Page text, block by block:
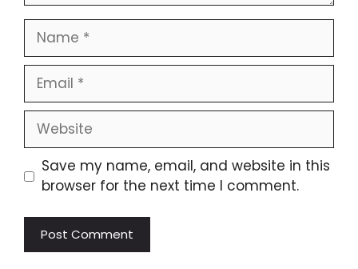
Name
Email
Website
Save my name, email, and website in this
browser for the next time I comment.